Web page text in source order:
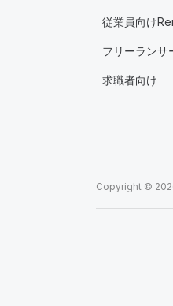
従業員向け
フリーランサ
求職者向け
Copyright ©